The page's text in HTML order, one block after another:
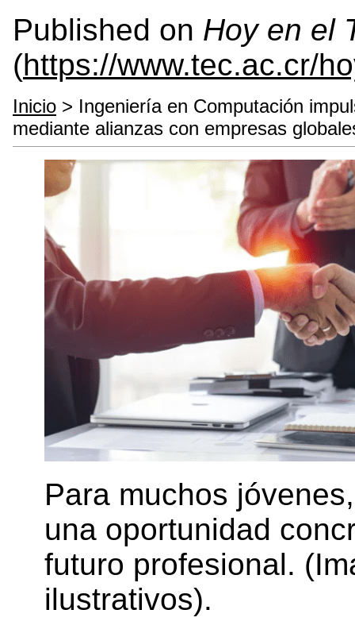
Published on Hoy en el
(https://www.tec.ac.cr/
Inicio > Ingeniería en Computación
mediante alianzas con empresas
Para muchos
una oportunidad
futuro profesional.
ilustrativos).